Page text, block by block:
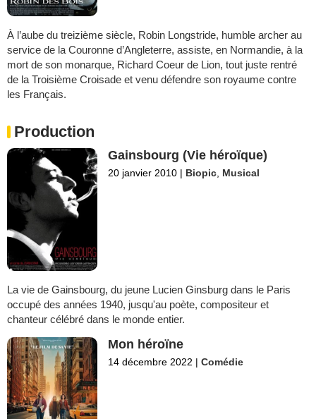
À l’aube du treizième siècle, Robin Longstride, humble archer au
service de la Couronne d’Angleterre, assiste, en Normandie, à la
mort de son monarque, Richard Coeur de Lion, tout juste rentré
de la Troisième Croisade et venu défendre son royaume contre
les Français.
Production
Gainsbourg (Vie héroïque)
20 janvier 2010 | Biopic Musical
La vie de Gainsbourg, du jeune Lucien Ginsburg dans le Paris
occupé des années 1940, jusqu'au poète, compositeur et
chanteur célébré dans le monde entier.
Mon héroïne
14 décembre 2022 | Comédie